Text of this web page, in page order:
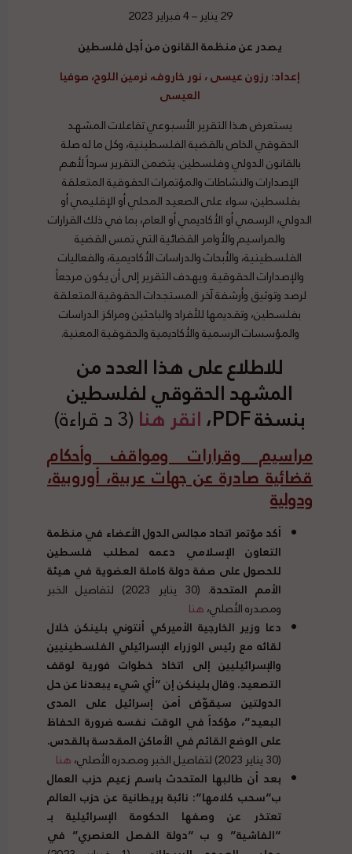
29 يناير – 4 فبراير 2023
يصدر عن منظمة القانون من أجل فلسطين
إعداد:رزون عيسى ، نور خاروف، نرمين اللوح، صوفيا
العيسى
يستعرض هذا التقرير الأسبوعي تفاعلات المشهد
الحقوقي الخاص بالقضية الفلسطينية، وكل ما له صلة
بالقانون الدولي وفلسطين. يتضمن التقرير سرداً لأهم
الإصدارات والنشاطات والمؤتمرات الحقوقية المتعلقة
بفلسطين، سواء على الصعيد المحلي أو الإقليمي أو
الدولي، الرسمي أو الأكاديمي أو العام، بما في ذلك القرارات
والمراسيم والأوامر القضائية التي تمس القضية
الفلسطينية، والأبحاث والدراسات الأكاديمية، والفعاليات
والإصدارات الحقوقية. ويهدف التقرير إلى أن يكون مرجعاً
لرصد وتوثيق وأرشفة آخر المستجدات الحقوقية المتعلقة
بفلسطين، وتقديمها للأفراد والباحثين ومراكز الدراسات
والمؤسسات الرسمية والأكاديمية والحقوقية المعنية.
للاطلاع على هذا العدد من
المشهد الحقوقي لفلسطين
بنسخة PDF، انقر هنا (3 د قراءة)
مراسيم وقرارات ومواقف وأحكام
قضائية صادرة عن جهات عربية، أوروبية،
ودولية
أكد مؤتمر اتحاد مجالس الدول الأعضاء في منظمة
التعاون الإسلامي دعمه لمطلب فلسطين
للحصول على صفة دولة كاملة العضوية في هيئة
الأمم المتحدة
. (30 يناير 2023) لتفاصيل الخبر
ومصدره الأصلي،هنا
دعا وزير الخارجية الأميركي أنتوني بلينكن خلال
لقائه مع رئيس الوزراء الإسرائيلي الفلسطينيين
والإسرائيليين إلى اتخاذ خطوات فورية لوقف
التصعيد.وقال بلينكن إن“أي شيء يبعدنا عن حل
الدولتين سيقوّض أمن إسرائيل على المدى
البعيد“، مؤكداً في الوقت نفسه ضرورة الحفاظ
على الوضع القائم في الأماكن المقدسة بالقدس.
(30 يناير 2023) لتفاصيل الخبر ومصدره الأصلي،
هنا
بعد أن طالبها المتحدث باسم زعيم حزب العمال
ب“سحب كلامها“: نائبة بريطانية عن حزب العالم
تعتذر عن وصفها الحكومة الإسرائيلية بـ
“الفاشية” و ب “دولة الفصل العنصري” في